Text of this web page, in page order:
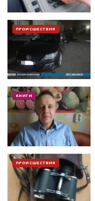
ПРОИСШЕСТВИЯ
КНИГИ
ПРОИСШЕСТВИЯ